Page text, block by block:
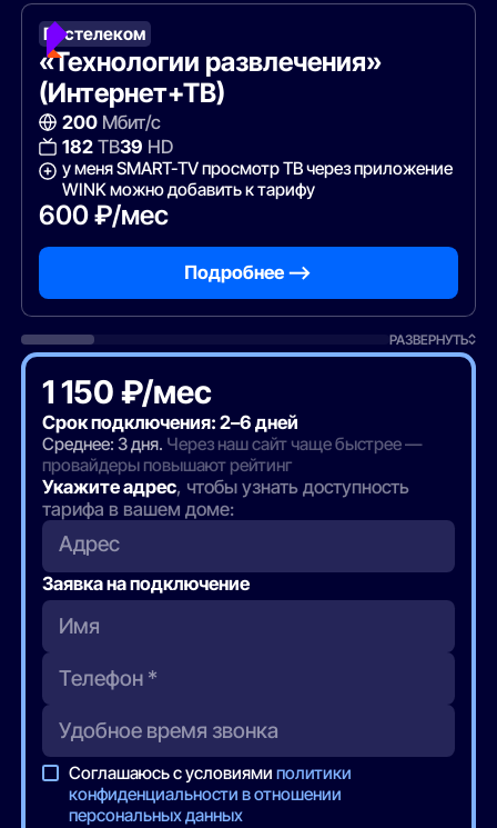
Ростелеком
«Технологии развлечения»
(Интернет+ТВ)
200Мбит/с
182ТВ39 HD
у меня SMART-TV просмотр ТВ через приложение
WINK можно добавить к тарифу
600 ₽/мес
Подробнее —>
РАЗВЕРНУТЬ
1 150 ₽/мес
Срок подключения: 2–6 дней
Среднее: 3 дня. Через наш сайт чаще быстрее —
провайдеры повышают рейтинг
Укажите адрес, чтобы узнать доступность
тарифа в вашем доме:
Адрес
Заявка на подключение
Соглашаюсь с условиямиполитики
конфиденциальности в отношении
персональных данных